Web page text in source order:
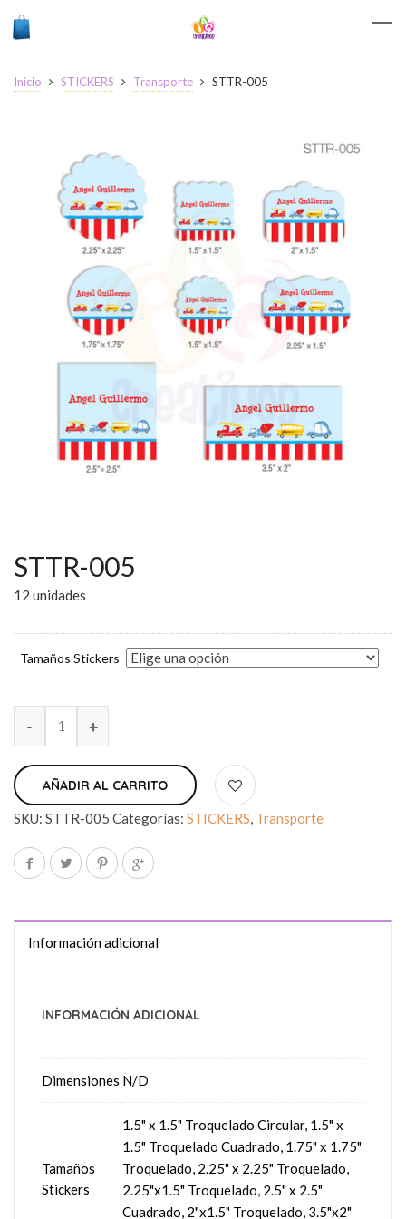
Inicio STICKERS Transporte STTR-005
STTR-005
12 unidades
Tamaños Stickers
AÑADIR AL CARRITO
SKU: STTR-005 Categorías: STICKERS, Transporte
Información adicional
INFORMACIÓN ADICIONAL
Dimensiones N/D
Tamaños
Stickers
1.5" x 1.5" Troquelado Circular, 1.5" x
1.5" Troquelado Cuadrado, 1.75" x 1.75"
Troquelado, 2.25" x 2.25" Troquelado,
2.25"x1.5" Troquelado, 2.5" x 2.5"
Cuadrado, 2"x1.5" Troquelado, 3.5"x2"